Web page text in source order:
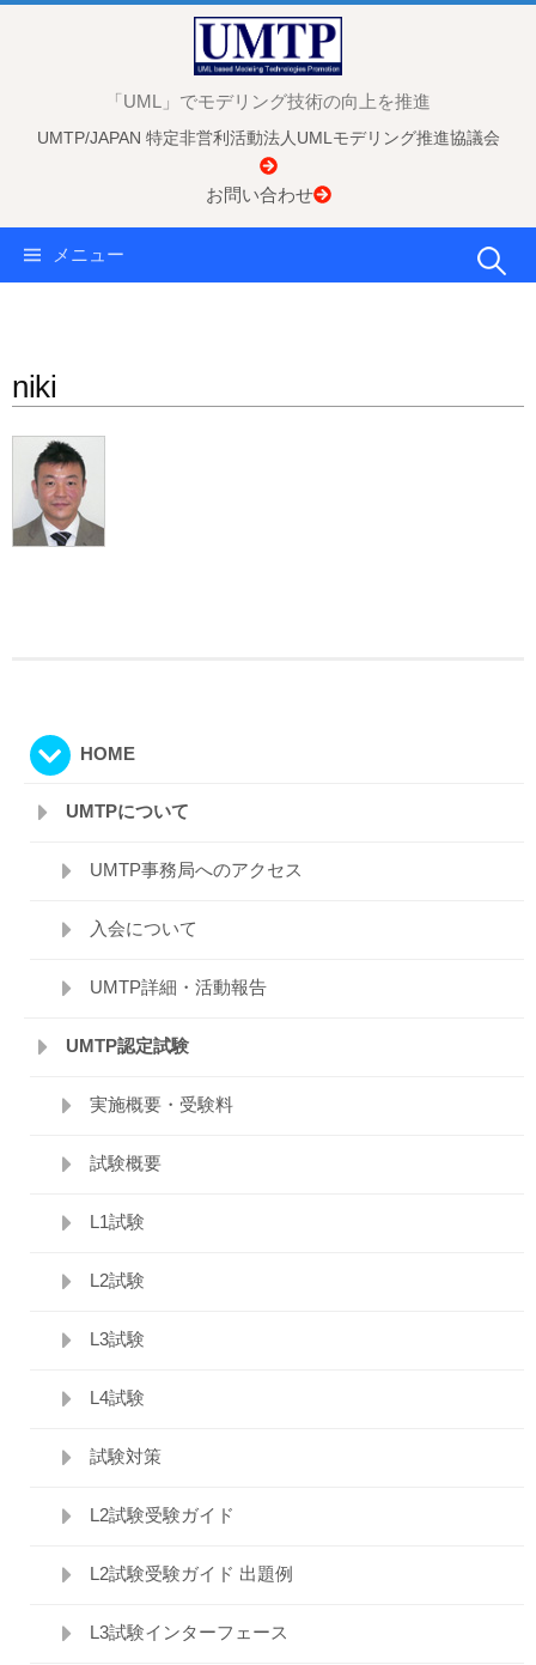
「UML」でモデリング技術の向上を推進
UMTP/JAPAN 特定非営利活動法人UMLモデリング推進協議会
お問い合わせ
メニュー 検
niki
HOME
UMTPについて
UMTP事務局へのアクセス
入会について
UMTP詳細・活動報告
UMTP認定試験
実施概要・受験料
試験概要
L1試験
L2試験
L3試験
L4試験
試験対策
L2試験受験ガイド
L2試験受験ガイド 出題例
L3試験インターフェース